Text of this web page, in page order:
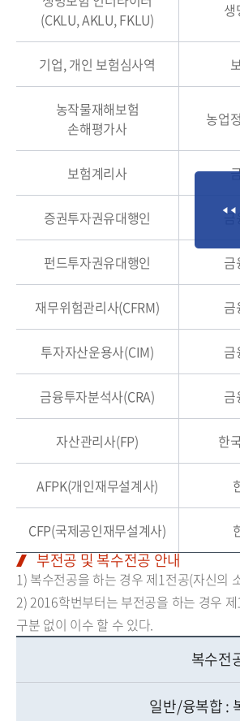
(CKLU, AKLU, FKLU)
생
기업, 개인 보험심사역
농작물재해보험
손해평가사
농업
보험계리사
증권투자권유대행인 금
펀드투자권유대행인 금
재무위험관리사(CFRM) 금
투자자산운용사(CIM) 금
금융투자분석사(CRA) 금
자산관리사(FP) 한
AFPK(개인재무설계사)
CFP(국제공인재무설계사)
부전공 및 복수전공 안내
1) 복수전공을 하는 경우 제1전공(자신의
2) 2016학번부터는 부전공을 하는 경우
구분 없이 이수 할 수 있다.
복수전
일반/융복합 :